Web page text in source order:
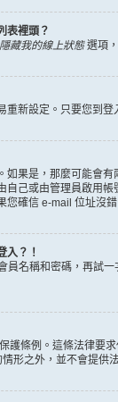
表裡頭？
隱藏我的線上狀態選項
重新設定。只要您到登
果是，那麼可能會
自己或由管理員啟用
確信 e-mail 位址沒
入？！
名稱和密碼，再試
護條例。這條法律要
形之外，並不會提供